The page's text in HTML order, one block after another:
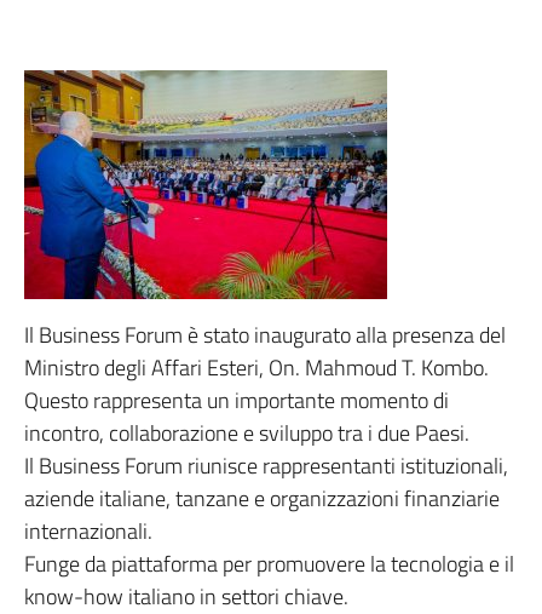
Il Business Forum è stato inaugurato alla presenza del
Ministro degli Affari Esteri, On. Mahmoud T. Kombo.
Questo rappresenta un importante momento di
incontro, collaborazione e sviluppo tra i due Paesi.
Il Business Forum riunisce rappresentanti istituzionali,
aziende italiane, tanzane e organizzazioni finanziarie
internazionali.
Funge da piattaforma per promuovere la tecnologia e il
know-how italiano in settori chiave.